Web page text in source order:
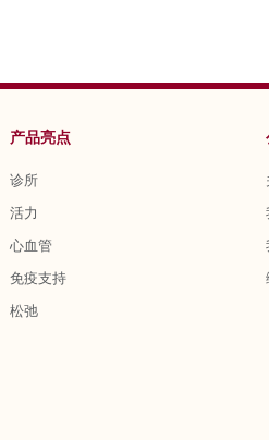
产品亮点
诊所
活力
心血管
免疫支持
松弛